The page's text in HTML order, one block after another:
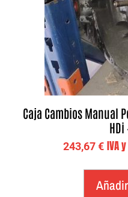
Caja Cambios Manual
HDi
243,67€ IVA